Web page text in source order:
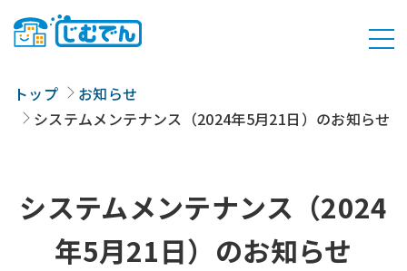
トップ
お知らせ
システムメンテナンス（2024年5月21日）のお知らせ
システムメンテナンス（2024
年5月21日）のお知らせ